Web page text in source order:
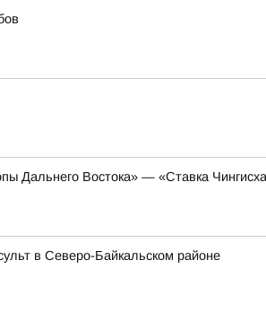
Дальнего Востока» — «Ставка
в Северо-Байкальском районе